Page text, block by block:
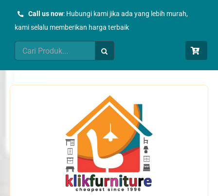
Call us now: Hubungi kami jika ada yang lebih murah,
kami selalu memberikan harga terbaik
Search
for: